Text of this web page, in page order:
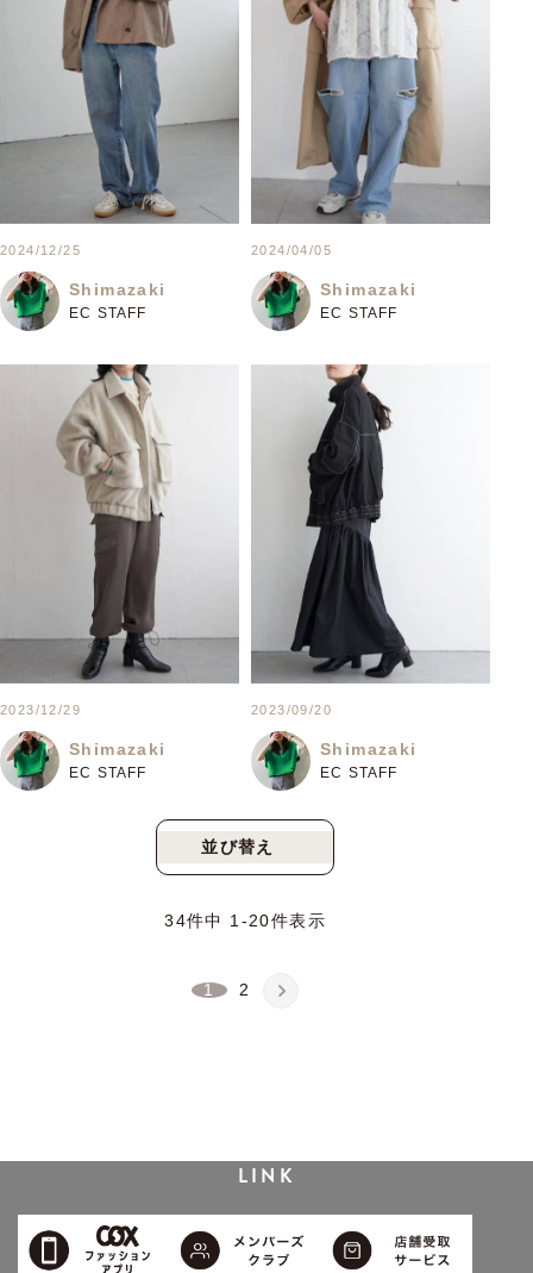
2024/12/25
Shimazaki
EC STAFF
2024/04/05
Shimazaki
EC STAFF
2023/12/29
Shimazaki
EC STAFF
2023/09/20
Shimazaki
EC STAFF
並び替え
34件中 1 -20件表示
1 2
LINK